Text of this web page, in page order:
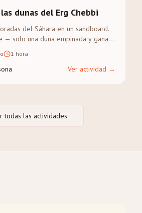
dunas del Erg Chebbi
del Sáhara en un sandboard.
— solo una duna empinada y ganas
1 hora
Ver actividad →
todas las actividades